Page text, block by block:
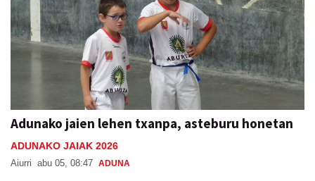
Adunako jaien lehen txanpa, asteburu honetan
ADUNAKO JAIAK 2026
Aiurri abu 05, 08:47 ADUNA